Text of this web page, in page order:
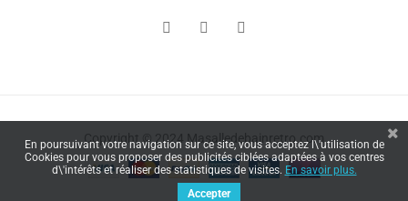
Copyright © 2024 Masalledebainretro.com
En poursuivant votre navigation sur ce site, vous acceptez l\'utilisation de
Cookies pour vous proposer des publicités ciblées adaptées à vos centres
d\'intérêts et réaliser des statistiques de visites. En savoir plus.
Accepter